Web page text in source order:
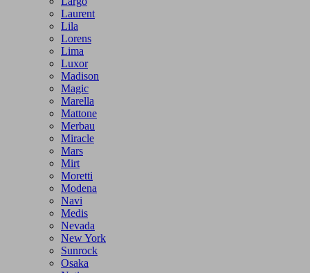
Laurent
Lila
Lorens
Lima
Luxor
Madison
Magic
Marella
Mattone
Merbau
Miracle
Mars
Mirt
Moretti
Modena
Navi
Medis
Nevada
New York
Sunrock
Osaka